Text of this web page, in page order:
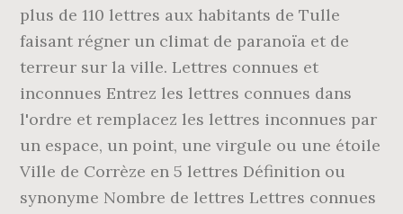
plus de 110 lettres aux habitants de Tulle
faisant régner un climat de paranoïa et de
terreur sur la ville. Lettres connues et
inconnues Entrez les lettres connues dans
l'ordre et remplacez les lettres inconnues par
un espace, un point, une virgule ou une étoile
Ville de Corrèze en 5 lettres Définition ou
synonyme Nombre de lettres Lettres connues